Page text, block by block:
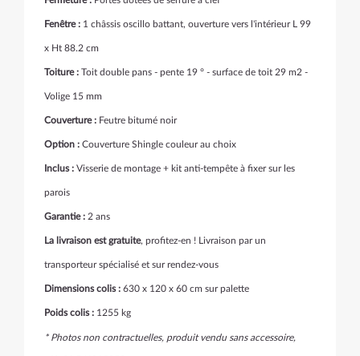
Fenêtre : 1 châssis oscillo battant, ouverture vers l'intérieur L 99
x Ht 88.2 cm
Toiture : Toit double pans - pente 19 ° - surface de toit 29 m2 -
Volige 15 mm
Couverture : Feutre bitumé noir
Option : Couverture Shingle couleur au choix
Inclus : Visserie de montage + kit anti-tempête à fixer sur les
parois
Garantie : 2 ans
La livraison est gratuite, profitez-en ! Livraison par un
transporteur spécialisé et sur rendez-vous
Dimensions colis : 630 x 120 x 60 cm sur palette
Poids colis : 1255 kg
* Photos non contractuelles, produit vendu sans accessoire,